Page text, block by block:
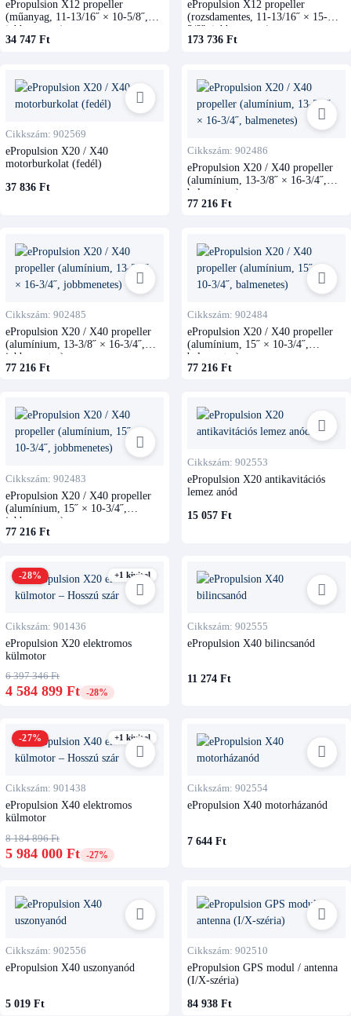
ePropulsion X12 propeller
(műanyag, 11-13/16˝ × 10-5/8˝,
jobbmenetes)
34 747 Ft
ePropulsion X12 propeller
(rozsdamentes, 11-13/16˝ × 15-
3/8˝, jobbmenetes)
173 736 Ft
Cikkszám: 902569
ePropulsion X20 / X40
motorburkolat (fedél)
37 836 Ft
Cikkszám: 902486
ePropulsion X20 / X40 propeller
(alumínium, 13-3/8˝ × 16-3/4˝,
balmenetes)
77 216 Ft
Cikkszám: 902485
ePropulsion X20 / X40 propeller
(alumínium, 13-3/8˝ × 16-3/4˝,
jobbmenetes)
77 216 Ft
Cikkszám: 902484
ePropulsion X20 / X40 propeller
(alumínium, 15˝ × 10-3/4˝,
balmenetes)
77 216 Ft
Cikkszám: 902483
ePropulsion X20 / X40 propeller
(alumínium, 15˝ × 10-3/4˝,
jobbmenetes)
77 216 Ft
Cikkszám: 902553
ePropulsion X20 antikavitációs
lemez anód
15 057 Ft
-28% +1 kivitel
Cikkszám: 901436
ePropulsion X20 elektromos
külmotor
6 397 346 Ft
4 584 899 Ft -28%
Cikkszám: 902555
ePropulsion X40 bilincsanód
11 274 Ft
-27% +1 kivitel
Cikkszám: 901438
ePropulsion X40 elektromos
külmotor
8 184 896 Ft
5 984 000 Ft -27%
Cikkszám: 902554
ePropulsion X40 motorházanód
7 644 Ft
Cikkszám: 902556
ePropulsion X40 uszonyanód
5 019 Ft
Cikkszám: 902510
ePropulsion GPS modul / antenna
(I/X-széria)
84 938 Ft